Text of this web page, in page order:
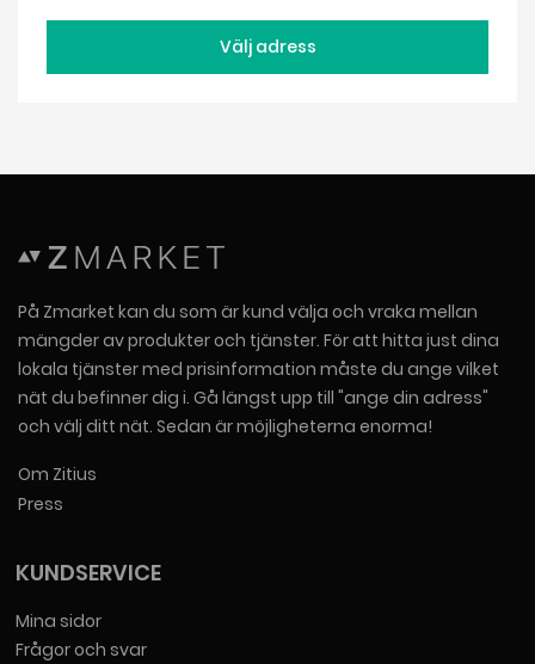
Välj adress
På Zmarket kan du som är kund välja och vraka mellan
mängder av produkter och tjänster. För att hitta just dina
lokala tjänster med prisinformation måste du ange vilket
nät du befinner dig i. Gå längst upp till "ange din adress"
och välj ditt nät. Sedan är möjligheterna enorma!
Om Zitius
Press
KUNDSERVICE
Mina sidor
Frågor och svar